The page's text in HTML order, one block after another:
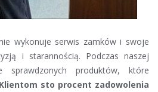
wykonuje serwis zamków i swoje
i starannością. Podczas naszej
sprawdzonych produktów, które
sto procent zadowolenia